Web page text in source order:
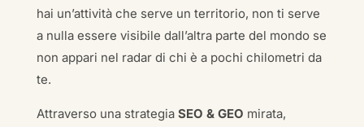
hai un’attività che serve un territorio, non ti serve
a nulla essere visibile dall’altra parte del mondo se
non appari nel radar di chi è a pochi chilometri da
te.
Attraverso una strategia SEO & GEO mirata,